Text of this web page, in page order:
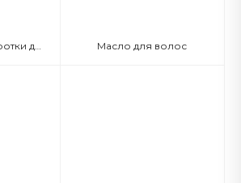
Масло для волос